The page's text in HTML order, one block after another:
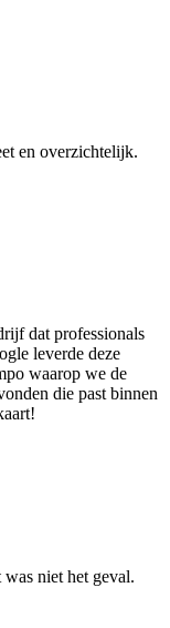
en overzichtelijk.
dat professionals
leverde deze
waarop we de
die past binnen
niet het geval.